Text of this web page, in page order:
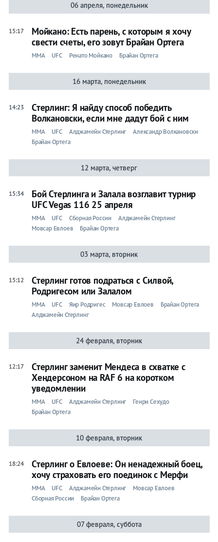
06 апреля, понедельник
15:17
Мойкано: Есть парень, с которым я хочу
свести счеты, его зовут Брайан Ортега
ММА UFC Ренато Мойкано Брайан Ортега
16 марта, понедельник
14:23
Стерлинг: Я найду способ победить
Волкановски, если мне дадут бой с ним
ММА UFC Алджамейн Стерлинг
Александр Волкановски
Брайан Ортега
12 марта, четверг
15:34
Бой Стерлинга и Залала возглавит турнир
UFC Vegas 116 25 апреля
ММА UFC Сборная России
Алджамейн Стерлинг
Мовсар Евлоев
Брайан Ортега
03 марта, вторник
15:12
Стерлинг готов подраться с Силвой,
Родригесом или Залалом
ММА UFC Яир Родригес Мовсар Евлоев
Брайан Ортега
Алджамейн Стерлинг
24 февраля, вторник
12:17
Стерлинг заменит Мендеса в схватке с
Хендерсоном на RAF 6 на коротком
уведомлении
ММА UFC Алджамейн Стерлинг
Генри Сехудо
Брайан Ортега
10 февраля, вторник
18:24
Стерлинг о Евлоеве: Он ненадежный боец,
хочу страховать его поединок с Мерфи
ММА UFC Алджамейн Стерлинг
Мовсар Евлоев
Сборная России
Брайан Ортега
07 февраля, суббота